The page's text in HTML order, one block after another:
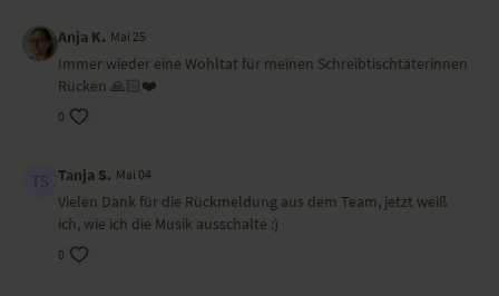
Anja K. Mai 25
Immer wieder eine Wohltat für meinen Schreibtischtäterinnen
Rücken 🙏🏻❤️
0
Tanja S. Mai 04
Vielen Dank für die Rückmeldung aus dem Team, jetzt weiß
ich, wie ich die Musik ausschalte :)
0